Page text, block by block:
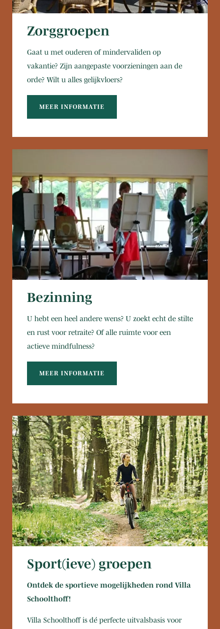
Zorggroepen
Gaat u met ouderen of mindervaliden op
vakantie? Zijn aangepaste voorzieningen aan de
orde? Wilt u alles gelijkvloers?
MEER INFORMATIE
Bezinning
U hebt een heel andere wens? U zoekt echt de stilte
en rust voor retraite? Of alle ruimte voor een
actieve mindfulness?
MEER INFORMATIE
Sport(ieve) groepen
Ontdek de sportieve mogelijkheden rond Villa
Schoolthoff!
Villa Schoolthoff is dé perfecte uitvalsbasis voor